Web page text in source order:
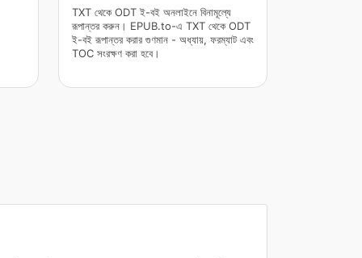
TXT থেকে ODT ই-বই অনলাইনে বিনামূল্যে
রূপান্তর করুন। EPUB.to-এ TXT থেকে ODT
ই-বই রূপান্তর করার গুণমান - অধ্যায়, ফরম্যাট এবং
TOC সংরক্ষণ করা হবে।